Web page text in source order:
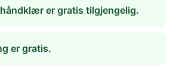
er gratis tilgjengelig.
er gratis.